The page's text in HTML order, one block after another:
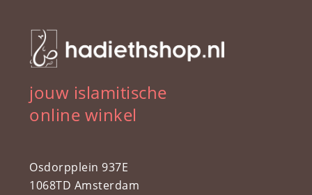
jouw islamitische
online winkel
Osdorpplein 937E
1068TD Amsterdam